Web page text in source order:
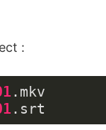
:
.mkv
.srt